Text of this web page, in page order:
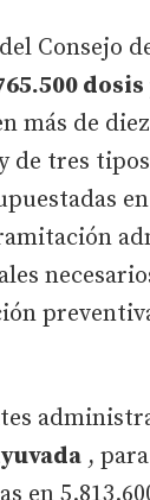
Consejo
más de
de tres
,